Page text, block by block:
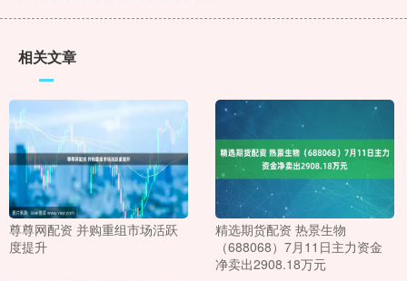
相关文章
尊尊网配资 并购重组市场活跃
度提升
精选期货配资 热景生物
（688068）7月11日主力资金
净卖出2908.18万元